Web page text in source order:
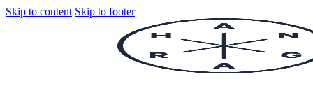
Skip to content Skip to footer